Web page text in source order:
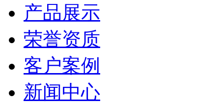
产品展示
荣誉资质
客户案例
新闻中心